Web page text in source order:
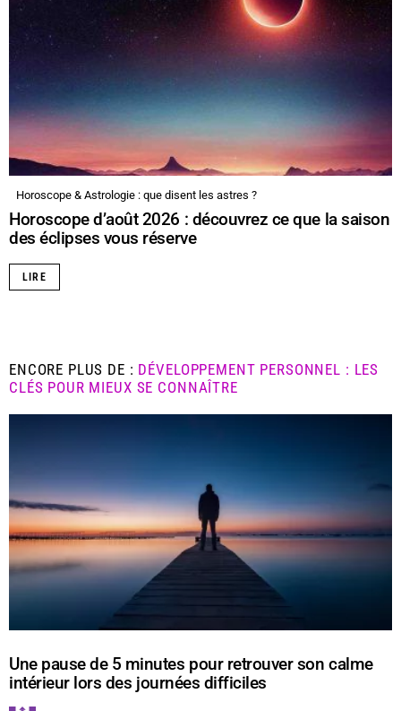
Horoscope & Astrologie : que disent les astres ?
Horoscope d’août 2026 : découvrez ce que la saison
des éclipses vous réserve
LIRE
ENCORE PLUS DE : DÉVELOPPEMENT PERSONNEL : LES
CLÉS POUR MIEUX SE CONNAÎTRE
Une pause de 5 minutes pour retrouver son calme
intérieur lors des journées difficiles